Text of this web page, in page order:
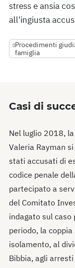
stress e ansia
all'ingiusta
Procedimenti
famiglia
Casi di
Nel luglio 2018,
Valeria Rayman
stati accusati di
codice penale
partecipato a
del Comitato
indagato sul caso
periodo, la
isolamento, al
Bibbia, agli